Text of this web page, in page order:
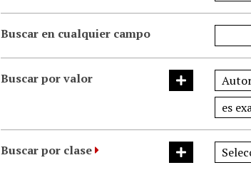
Buscar en cualquier campo
Buscar por valor
Buscar por clase